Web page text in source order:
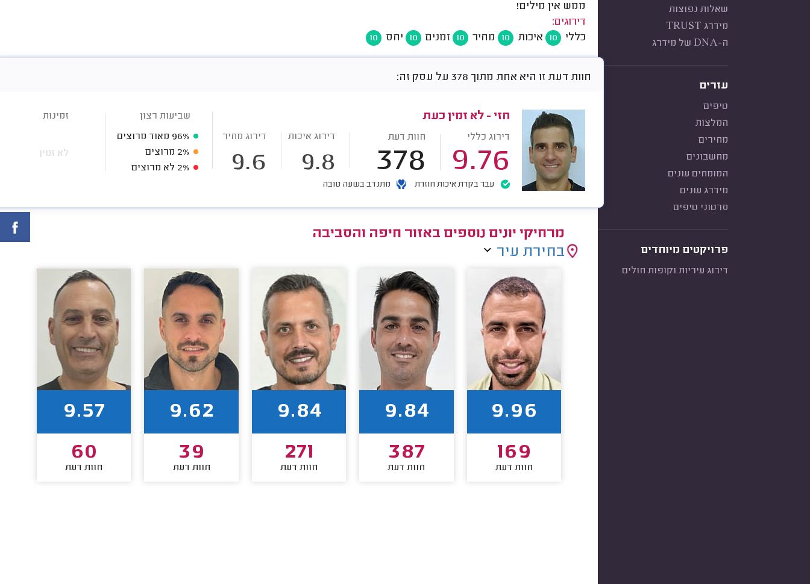
שאלות נפוצות
מידרג TRUST
ה-DNA של מידרג
עזרים
טיפים
המלצות
מחירים
מחשבונים
המומחים עונים
מידרג עונים
סרטוני טיפים
פרויקטים מיוחדים
דירוג עיריות וקופות חולים
ממש אין מילים!
דירוגים:
כללי
10 איכות 10 מחיר 10 זמנים 10 יחס 10
חוות דעת זו היא אחת מתוך 378 על עסק זה:
חזי - לא זמין כעת
דירוג כללי
9.76
חוות דעת
378
דירוג איכות
9.8
דירוג מחיר
9.6
עבר בקרת איכות חוזרת מתנדב בשעה טובה
שביעות רצון
96% מאוד מרוצים
2% מרוצים
2% לא מרוצים
זמינות
לא זמין
מרחיקי יונים נוספים באזור חיפה והסביבה
בחירת עיר
9.96
169
חוות דעת
9.84
387
חוות דעת
9.84
271
חוות דעת
9.62
39
חוות דעת
9.57
60
חוות דעת